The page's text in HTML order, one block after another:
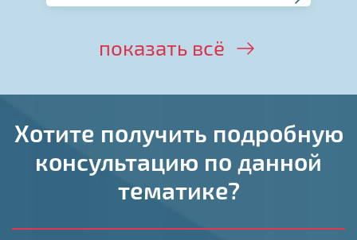
показать всё
Хотите получить подробную
консультацию по данной
тематике?